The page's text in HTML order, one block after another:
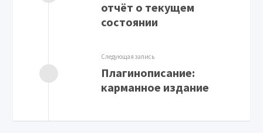
отчёт о текущем
состоянии
Следующая запись
Плагинописание:
карманное издание